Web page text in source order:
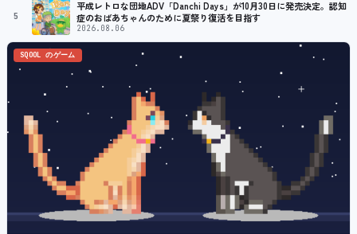
5
平成レトロな団地ADV「Danchi Days」が10月30日に発売決定。認知
症のおばあちゃんのために夏祭り復活を目指す
2026.08.06
SQOOL のゲーム